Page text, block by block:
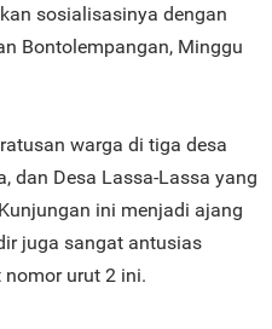
sosialisasinya dengan
Bontolempangan, Minggu
warga di tiga desa
dan Desa Lassa-Lassa yang
ini menjadi ajang
juga sangat antusias
urut 2 ini.